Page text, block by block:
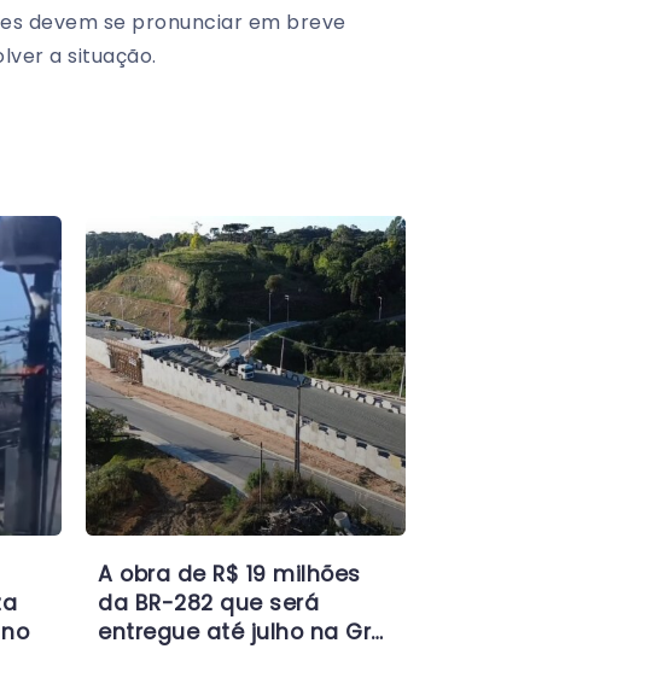
devem se pronunciar em breve
a situação.
A obra de R$ 19 milhões
da BR-282 que será
entregue até julho na Gr…